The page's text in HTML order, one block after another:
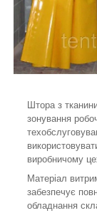
Штора з
зонування
виробничому
Матеріал
забезпечує
обладнання